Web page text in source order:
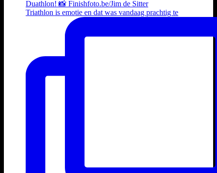
Triathlon is emotie en dat was vandaag prachtig te